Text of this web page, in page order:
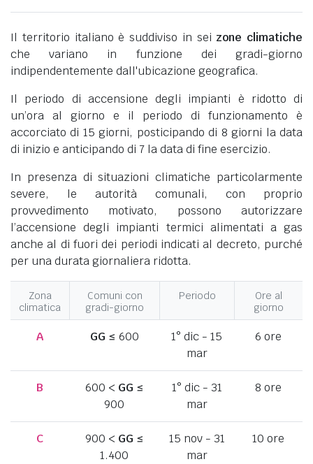
Il territorio italiano è suddiviso in sei zone climatiche
che variano in funzione dei gradi-giorno
indipendentemente dall'ubicazione geografica.
Il periodo di accensione degli impianti è ridotto di
un’ora al giorno e il periodo di funzionamento è
accorciato di 15 giorni, posticipando di 8 giorni la data
di inizio e anticipando di 7 la data di fine esercizio.
In presenza di situazioni climatiche particolarmente
severe, le autorità comunali, con proprio
provvedimento motivato, possono autorizzare
l’accensione degli impianti termici alimentati a gas
anche al di fuori dei periodi indicati al decreto, purché
per una durata giornaliera ridotta.
Zona
climatica
Comuni con
gradi-giorno
Periodo
Ore al
giorno
A GG ≤ 600
1° dic - 15
mar
6 ore
B 600 < GG ≤
900
1° dic - 31
mar
8 ore
C 900 < GG ≤
1.400
15 nov - 31
mar
10 ore